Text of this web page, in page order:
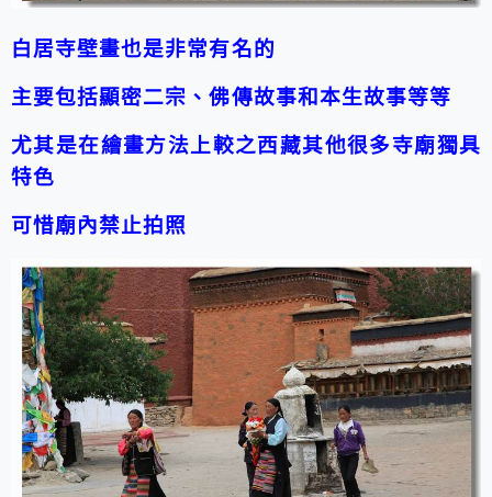
白居寺壁畫也是非常有名的
主要包括顯密二宗、佛傳故事和本生故事等等
尤其是在繪畫方法上較之西藏其他很多寺廟獨具
特色
可惜廟內禁止拍照